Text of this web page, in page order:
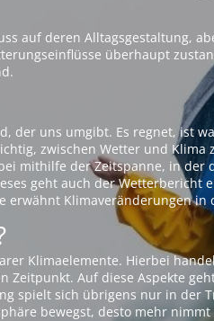
auf deren Alltagsgestaltung,
überhaupt
der uns umgibt. Es regnet, ist
zwischen Wetter und
mithilfe der Zeitspanne, in
geht auch der Wetterbericht
erwähnt Klimaveränderungen in
Klimaelemente. Hierbei
Zeitpunkt. Auf diese Aspekte
spielt sich übrigens nur in der
bewegst, desto mehr